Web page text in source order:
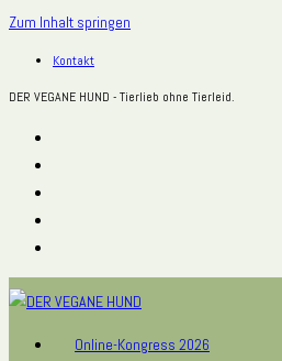
Zum Inhalt springen
Kontakt
DER VEGANE HUND - Tierlieb ohne Tierleid.
Online-Kongress 2026